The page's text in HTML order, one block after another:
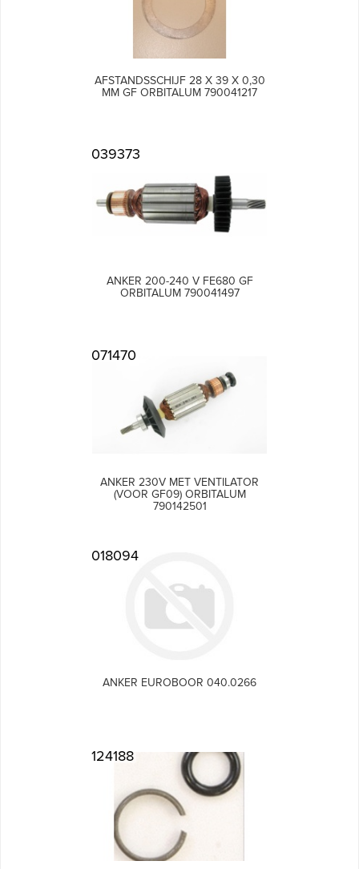
AFSTANDSSCHIJF 28 X 39 X 0,30
MM GF ORBITALUM 790041217
039373
ANKER 200-240 V FE680 GF
ORBITALUM 790041497
071470
ANKER 230V MET VENTILATOR
(VOOR GF09) ORBITALUM
790142501
018094
ANKER EUROBOOR 040.0266
124188